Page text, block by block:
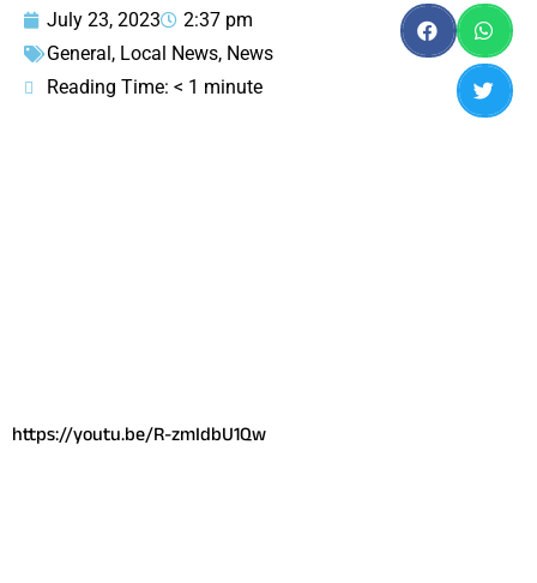
July 23, 2023
2:37 pm
General, Local News, News
Reading Time: < 1 minute
https://youtu.be/R-zmIdbU1Qw